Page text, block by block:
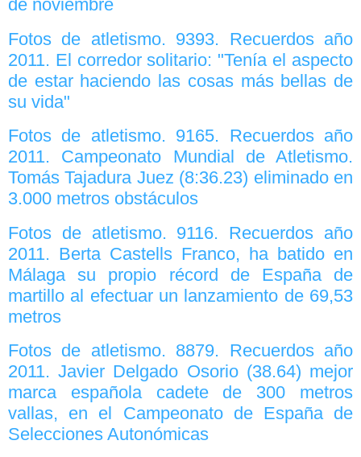
de noviembre
Fotos de atletismo. 9393. Recuerdos año
2011. El corredor solitario: "Tenía el aspecto
de estar haciendo las cosas más bellas de
su vida"
Fotos de atletismo. 9165. Recuerdos año
2011. Campeonato Mundial de Atletismo.
Tomás Tajadura Juez (8:36.23) eliminado en
3.000 metros obstáculos
Fotos de atletismo. 9116. Recuerdos año
2011. Berta Castells Franco, ha batido en
Málaga su propio récord de España de
martillo al efectuar un lanzamiento de 69,53
metros
Fotos de atletismo. 8879. Recuerdos año
2011. Javier Delgado Osorio (38.64) mejor
marca española cadete de 300 metros
vallas, en el Campeonato de España de
Selecciones Autonómicas